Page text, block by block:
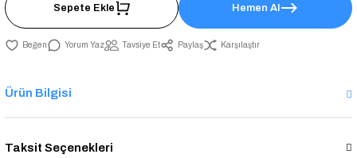
Sepete Ekle Hemen Al
Yorum Yaz Tavsiye Et Paylaş Karşılaştır
Ürün Bilgisi
Taksit Seçenekleri